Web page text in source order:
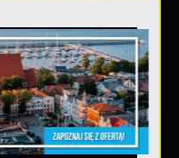
ochrony
i kotów -